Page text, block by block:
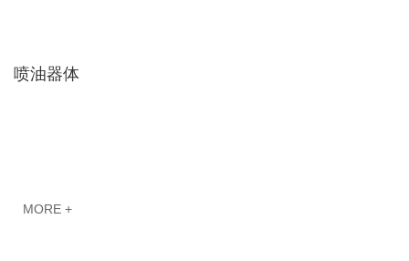
喷油器体
MORE +